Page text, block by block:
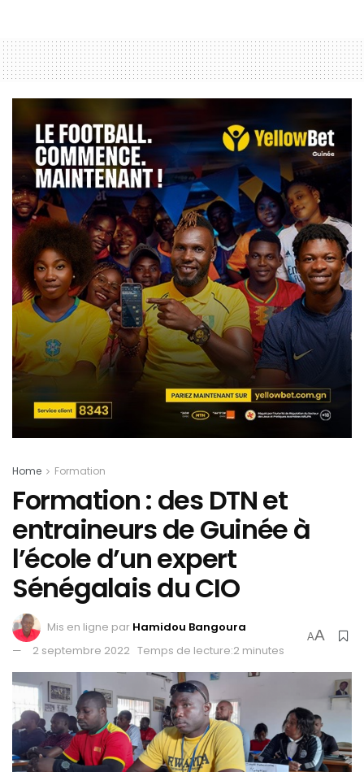
Home Formation
Formation : des DTN et
entraineurs de Guinée à
l’école d’un expert
Sénégalais du CIO
Mis en ligne par Hamidou Bangoura
2 septembre 2022 Temps de lecture:2 minutes
AA